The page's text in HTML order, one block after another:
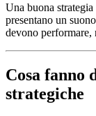
Una buona
presentano un
devono performare,
Cosa fanno
strategiche